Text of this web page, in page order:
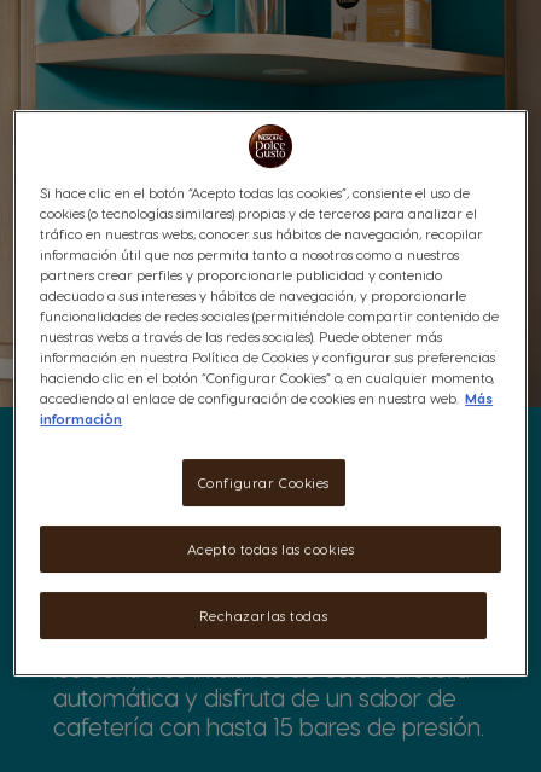
Pequeña en tamaño,
grande en sabor
Ajusta el volumen y la temperatura con
los controles intuitivos de esta cafetera
automática y disfruta de un sabor de
cafetería con hasta 15 bares de presión.
Si hace clic en el botón “Acepto todas las cookies”, consiente el uso de
cookies (o tecnologías similares) propias y de terceros para analizar el
tráfico en nuestras webs, conocer sus hábitos de navegación, recopilar
información útil que nos permita tanto a nosotros como a nuestros
partners crear perfiles y proporcionarle publicidad y contenido
adecuado a sus intereses y hábitos de navegación, y proporcionarle
funcionalidades de redes sociales (permitiéndole compartir contenido de
nuestras webs a través de las redes sociales). Puede obtener más
información en nuestra Política de Cookies y configurar sus preferencias
haciendo clic en el botón “Configurar Cookies” o, en cualquier momento,
accediendo al enlace de configuración de cookies en nuestra web. Más
información
Configurar Cookies
Rechazarlas todas
Acepto todas las cookies